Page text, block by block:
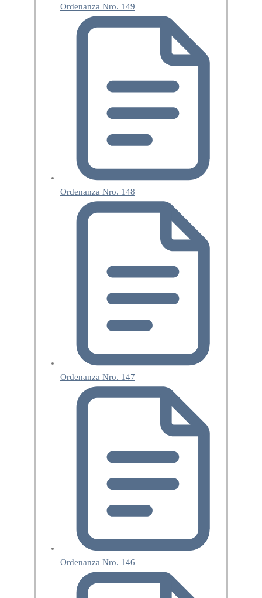
Ordenanza Nro. 149
Ordenanza Nro. 148
Ordenanza Nro. 147
Ordenanza Nro. 146